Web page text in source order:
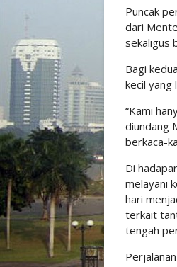
Puncak
dari
sekaligus
Bagi
kecil yang
“Kami
diundang
berkaca-
Di
melayani
hari
terkait
tengah